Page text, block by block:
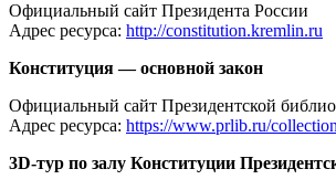
Официальный сайт Президента России
Адрес ресурса: http://constitution.kremlin.ru
Конституция — основной закон
Официальный сайт Президентской
Адрес ресурса: https://www.prlib.ru/
3D-тур по залу Конституции